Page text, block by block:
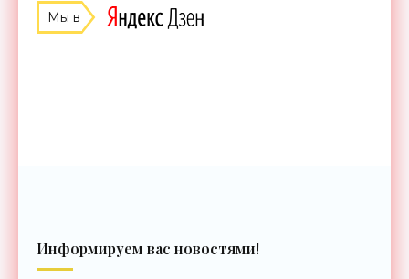
Мы в
Информируем вас новостями!